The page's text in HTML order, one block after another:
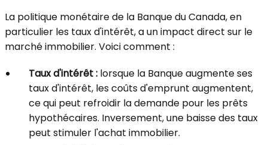
La politique monétaire de la Banque du Canada, en
particulier les taux d'intérêt, a un impact direct sur le
marché immobilier. Voici comment :
Taux d'intérêt : lorsque la Banque augmente ses
taux d'intérêt, les coûts d'emprunt augmentent,
ce qui peut refroidir la demande pour les prêts
hypothécaires. Inversement, une baisse des taux
peut stimuler l'achat immobilier.